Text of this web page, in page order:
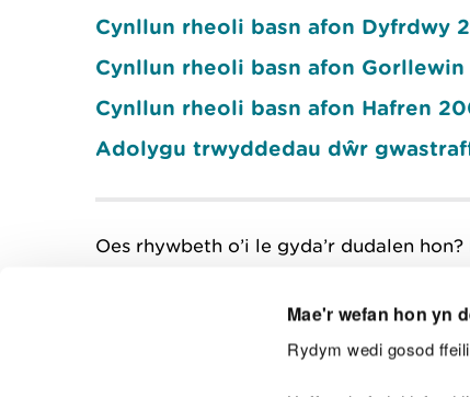
Mae'r wefan hon yn
Rydym wedi gosod
Cynllun rheoli basn afon Dyfrdwy
Cynllun rheoli basn afon
Cynllun rheoli basn afon Hafren
Adolygu trwyddedau dŵr
Oes rhywbeth o’i le gyda’r dudalen hon?